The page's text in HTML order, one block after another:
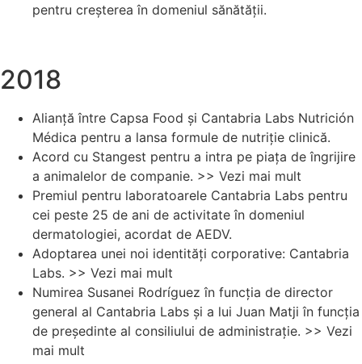
pentru creșterea în domeniul sănătății.
2018
Alianță între Capsa Food și Cantabria Labs Nutrición
Médica pentru a lansa formule de nutriție clinică.
Acord cu Stangest pentru a intra pe piața de îngrijire
a animalelor de companie. >> Vezi mai mult
Premiul pentru laboratoarele Cantabria Labs pentru
cei peste 25 de ani de activitate în domeniul
dermatologiei, acordat de AEDV.
Adoptarea unei noi identități corporative: Cantabria
Labs. >> Vezi mai mult
Numirea Susanei Rodríguez în funcția de director
general al Cantabria Labs și a lui Juan Matji în funcția
de președinte al consiliului de administrație. >> Vezi
mai mult